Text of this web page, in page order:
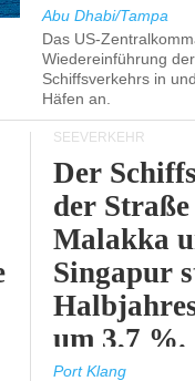
Abu Dhabi/Tampa
Das US-
Wiedereinführung
Schiffsverkehrs in
Häfen an.
SEEVERKEHR
Der
der
Malakka
Singapur
um 3,7 %.
Port Klang